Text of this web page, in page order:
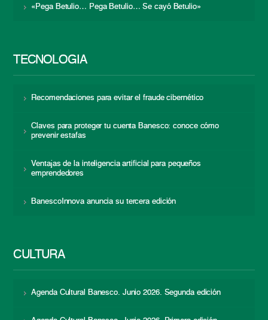
«Pega Betulio… Pega Betulio… Se cayó Betulio»
TECNOLOGÍA
Recomendaciones para evitar el fraude cibernético
Claves para proteger tu cuenta Banesco: conoce cómo
prevenir estafas
Ventajas de la inteligencia artificial para pequeños
emprendedores
BanescoInnova anuncia su tercera edición
CULTURA
Agenda Cultural Banesco. Junio 2026. Segunda edición